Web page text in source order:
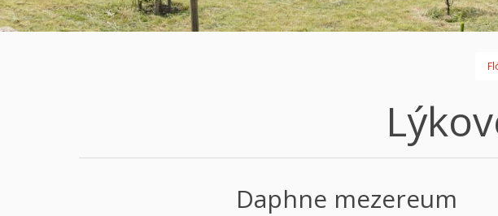
Daphne mezereum